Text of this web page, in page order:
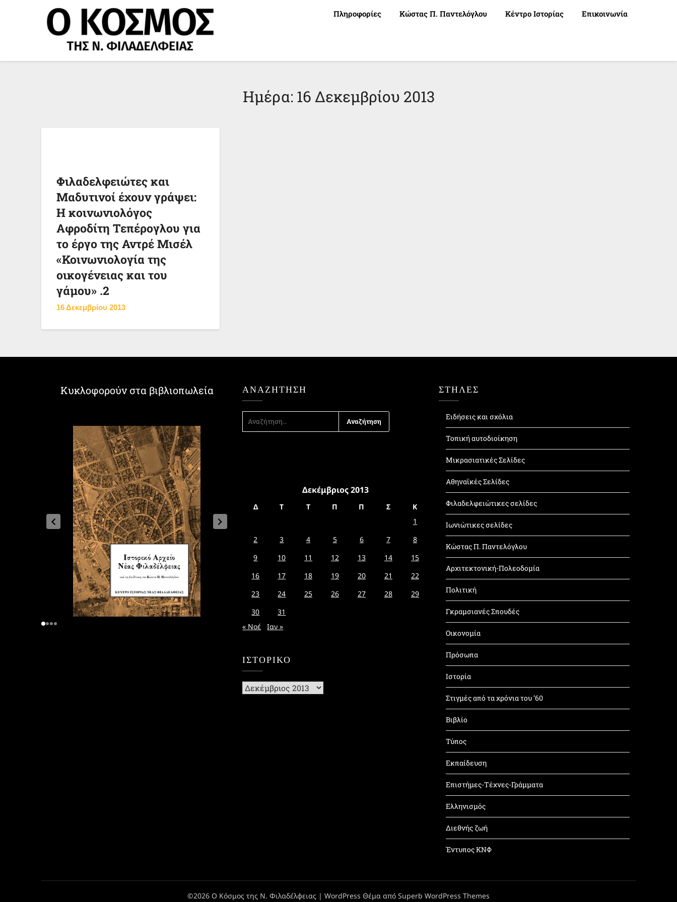
Πληροφορίες Κώστας Π. Παντελόγλου Κέντρο Ιστορίας Επικοινωνία
Ημέρα: 16 Δεκεμβρίου 2013
Φιλαδελφειώτες και
Μαδυτινοί έχουν γράψει:
Η κοινωνιολόγος
Αφροδίτη Τεπέρογλου για
το έργο της Αντρέ Μισέλ
«Κοινωνιολογία της
οικογένειας και του
γάμου» .2
16 Δεκεμβρίου 2013
Κυκλοφορούν στα βιβλιοπωλεία ΑΝΑΖΉΤΗΣΗ
ΓΙΑ:
Δεκέμβριος 2013
Δ Τ Τ Π Π Σ
Κ
1
2
3 4 5 6 7
8
9
10 11 12 13 14
15
16
17 18 19 20 21
22
23
24 25 26 27 28
29
30
31
« Νοέ
Ιαν »
ΙΣΤΟΡΙΚΌ
Ιστορικό
ΣΤΗΛΕΣ
Ειδήσεις και σχόλια
Τοπική αυτοδιοίκηση
Μικρασιατικές Σελίδες
Αθηναϊκές Σελίδες
Φιλαδελφειώτικες σελίδες
Ιωνιώτικες σελίδες
Κώστας Π. Παντελόγλου
Αρχιτεκτονική-Πολεοδομία
Πολιτική
Γκραμσιανές Σπουδές
Οικονομία
Πρόσωπα
Ιστορία
Στιγμές από τα χρόνια του ’60
Βιβλίο
Τύπος
Εκπαίδευση
Επιστήμες-Τέχνες-Γράμματα
Ελληνισμός
Διεθνής ζωή
Έντυπος ΚΝΦ
©2026 Ο Κόσμος της Ν. Φιλαδέλφειας | WordPress Θέμα από Superb WordPress Themes